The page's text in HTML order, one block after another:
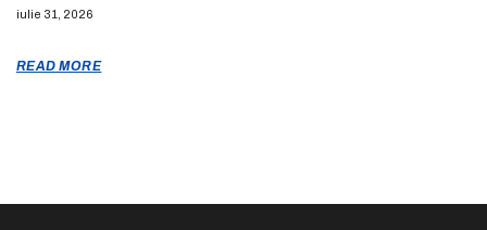
iulie 31, 2026
READ MORE